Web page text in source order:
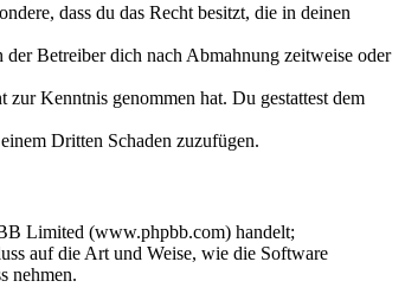
dass du das Recht besitzt, die in deinen
Betreiber dich nach Abmahnung zeitweise oder
Kenntnis genommen hat. Du gestattest dem
Dritten Schaden zuzufügen.
Limited (www.phpbb.com) handelt;
auf die Art und Weise, wie die Software
nehmen.